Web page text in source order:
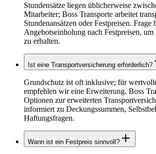
Stundensätze liegen üblicherweise
Mitarbeiter; Boss Transporte arbeitet
Stundenansätzen oder Festpreisen. Frage
Angebotseinholung nach Festpreisen, um
zu erhalten.
Ist eine Transportversicherung erforderlich?
Grundschutz ist oft inklusive; für
empfehlen wir eine Erweiterung. Boss
Optionen zur erweiterten
informiert zu Deckungssummen,
Haftungsfragen.
Wann ist ein Festpreis sinnvoll?